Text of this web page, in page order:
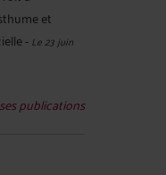
et
-Le 23 juin
publications